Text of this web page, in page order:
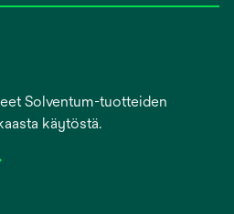
Solventum-tuotteiden
käytöstä.